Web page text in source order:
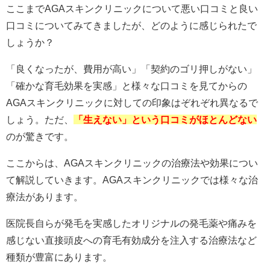
ここまでAGAスキンクリニックについて悪い口コミと良い
口コミについてみてきましたが、どのように感じられたで
しょうか？
「良くなったが、費用が高い」「契約のゴリ押しがない」
「確かな育毛効果を実感」と様々な口コミを見てからの
AGAスキンクリニックに対しての印象はぞれぞれ異なるで
しょう。ただ、
「生えない」という口コミがほとんどない
のが驚きです。
ここからは、AGAスキンクリニックの治療法や効果につい
て解説していきます。AGAスキンクリニックでは様々な治
療法があります。
医院長自らが発毛を実感したオリジナルの発毛薬や痛みを
感じない直接頭皮への育毛有効成分を注入する治療法など
種類が豊富にあります。